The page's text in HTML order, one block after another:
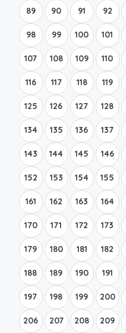
89 90 91 92
98 99 100 101
107 108 109 110
116 117 118 119
125 126 127 128
134 135 136 137
143 144 145 146
152 153 154 155
161 162 163 164
170 171 172 173
179 180 181 182
188 189 190 191
197 198 199 200
206 207 208 209